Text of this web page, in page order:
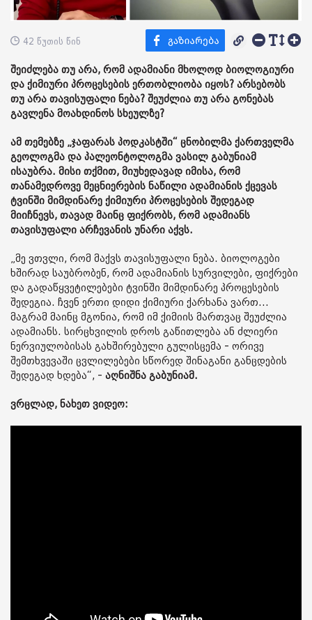
42 წუთის წინ
შეიძლება თუ არა, რომ ადამიანი მხოლოდ ბიოლოგიური
და ქიმიური პროცესების ერთობლიობა იყოს? არსებობს
თუ არა თავისუფალი ნება? შეუძლია თუ არა გონებას
გავლენა მოახდინოს სხეულზე?
ამ თემებზე „ჯაფარას პოდკასტში“ ცნობილმა ქართველმა
გეოლოგმა და პალეონტოლოგმა ვასილ გაბუნიამ
ისაუბრა. მისი თქმით, მიუხედავად იმისა, რომ
თანამედროვე მეცნიერების ნაწილი ადამიანის ქცევას
ტვინში მიმდინარე ქიმიური პროცესების შედეგად
მიიჩნევს, თავად მაინც ფიქრობს, რომ ადამიანს
თავისუფალი არჩევანის უნარი აქვს.
„მე ვთვლი, რომ მაქვს თავისუფალი ნება. ბიოლოგები
ხშირად საუბრობენ, რომ ადამიანის სურვილები, ფიქრები
და გადაწყვეტილებები ტვინში მიმდინარე პროცესების
შედეგია. ჩვენ ერთი დიდი ქიმიური ქარხანა ვართ...
მაგრამ მაინც მგონია, რომ იმ ქიმიის მართვაც შეუძლია
ადამიანს. სირცხვილის დროს გაწითლება ან ძლიერი
ნერვიულობისას გახშირებული გულისცემა - ორივე
შემთხვევაში ცვლილებები სწორედ შინაგანი განცდების
შედეგად ხდება“, - აღნიშნა გაბუნიამ.
ვრცლად, ნახეთ ვიდეო: